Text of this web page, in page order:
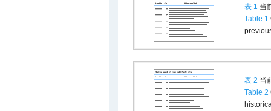
表 1 当
Table 1
表 2 当
Table 2